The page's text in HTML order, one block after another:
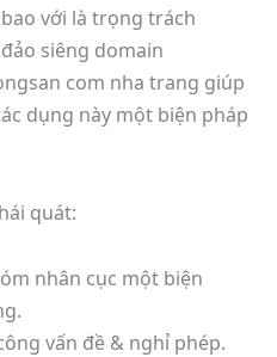
với là trọng trách
siêng domain
com nha trang giúp
dụng này một biện pháp
quát:
nhân cục một biện
vấn đề & nghỉ phép.